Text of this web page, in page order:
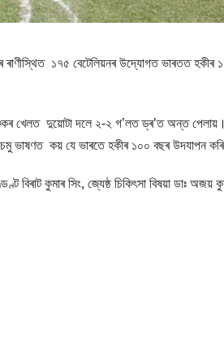
ৰাণীস্থিত ১৭৫ বেটেলিয়নৰ উদ্যোগত ভাৰতত
খেলত দুয়োটা দলে ২-২ গ’লত ড্ৰ’ত অন্ত
চমু ভাষণত কয় যে ভাৰতে হকীৰ ১০০ বছৰ উদযাপন
কুমাৰ সিং, জ্যেষ্ঠ চিকিৎসা বিষয়া ডাঃ অজয়